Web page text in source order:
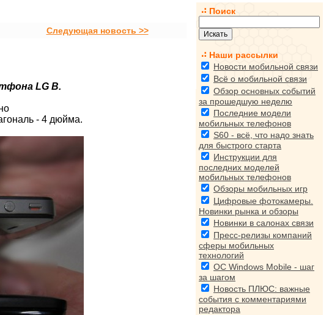
Следующая новость >>
LG B.
- 4 дюйма.
Поиск
Наши рассылки
Новости мобильной связи
Всё о мобильной связи
Обзор основных событий
за прошедшую неделю
Последние модели
мобильных телефонов
S60 - всё, что надо знать
для быстрого старта
Инструкции для
последних моделей
мобильных телефонов
Обзоры мобильных игр
Цифровые фотокамеры.
Новинки рынка и обзоры
Новинки в салонах связи
Пресс-релизы компаний
сферы мобильных
технологий
ОС Windows Mobile - шаг
за шагом
Новость ПЛЮС: важные
события с комментариями
редактора